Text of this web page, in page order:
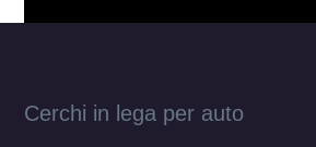
Cerchi in lega per auto